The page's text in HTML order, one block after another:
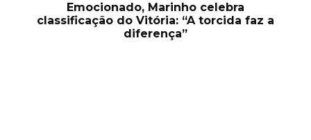
Emocionado, Marinho celebra
classificação do Vitória: “A torcida faz a
diferença”